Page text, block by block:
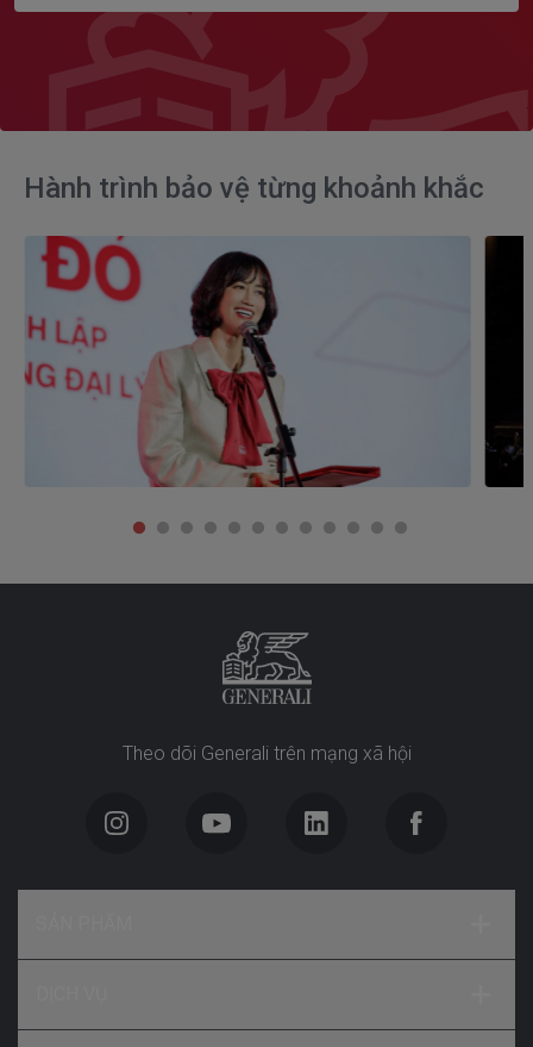
Hành trình bảo vệ từng khoảnh khắc
Theo dõi Generali trên mạng xã hội